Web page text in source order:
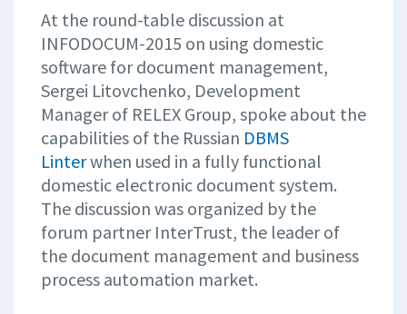
At the round-table discussion at
INFODOCUM-2015 on using domestic
software for document management,
Sergei Litovchenko, Development
Manager of RELEX Group, spoke about the
capabilities of the Russian DBMS
Linterwhen used in a fully functional
domestic electronic document system.
The discussion was organized by the
forum partner InterTrust, the leader of
the document management and business
process automation market.